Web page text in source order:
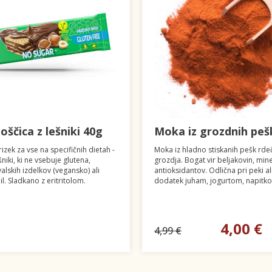
z lešniki 40g
za vse na specifičnih dietah -
ki ne vsebuje glutena,
izdelkov (vegansko) ali
Sladkano z eritritolom.
Moka iz grozdnih
Moka iz hladno stiskanih pešk
grozdja. Bogat vir beljakovin,
antioksidantov. Odlična pri peki
dodatek juham, jogurtom,
4,99 € 4,00 €